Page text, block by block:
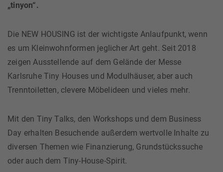
„tinyon“.
Die NEW HOUSING ist der wichtigste Anlaufpunkt, wenn
es um Kleinwohnformen jeglicher Art geht. Seit 2018
zeigen Ausstellende auf dem Gelände der Messe
Karlsruhe Tiny Houses und Modulhäuser, aber auch
Trenntoiletten, clevere Möbelideen und vieles mehr.
Mit den Tiny Talks, den Workshops und dem Business
Day erhalten Besuchende außerdem wertvolle Inhalte zu
diversen Themen wie Finanzierung, Grundstückssuche
oder auch dem Tiny-House-Spirit.